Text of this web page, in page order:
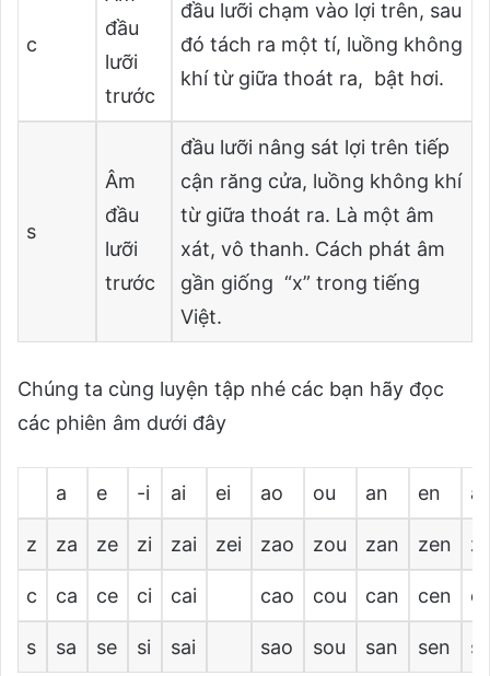
c
đầu
lưỡi
trước
đầu lưỡi chạm vào lợi trên, sau
đó tách ra một tí, luồng không
khí từ giữa thoát ra, bật hơi.
s
Âm
đầu
lưỡi
trước
đầu lưỡi nâng sát lợi trên tiếp
cận răng cửa, luồng không khí
từ giữa thoát ra. Là một âm
xát, vô thanh. Cách phát âm
gần giống “x” trong tiếng
Việt.
Chúng ta cùng luyện tập nhé các bạn hãy đọc
các phiên âm dưới đây
a e -i ai ei ao ou an en
z za ze zi zai zei zao zou zan zen
c ca ce ci cai cao cou can cen
s sa se si sai sao sou san sen